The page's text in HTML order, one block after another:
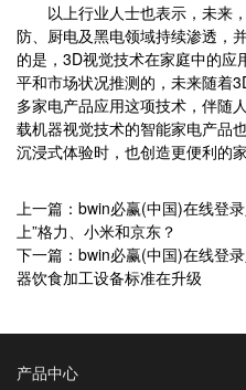
以上行业人士也表示，未来
防、厨电及黑电领域持续渗透，
的是，3D视觉技术在家庭中的
平和市场状况推测的，未来随着
多家电产品应用这项技术，伴随
载机器视觉技术的智能家电产品
沉浸式体验时，也创造更便利的家
上一篇：bwin必赢(中国)在线登
上”格力、小米和京东？
下一篇：bwin必赢(中国)在线登
器饮食加工设备标准在升级
产品中心